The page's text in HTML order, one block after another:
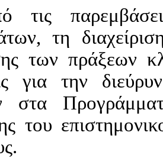
τις
τη
των πράξεων
για την
στα
του